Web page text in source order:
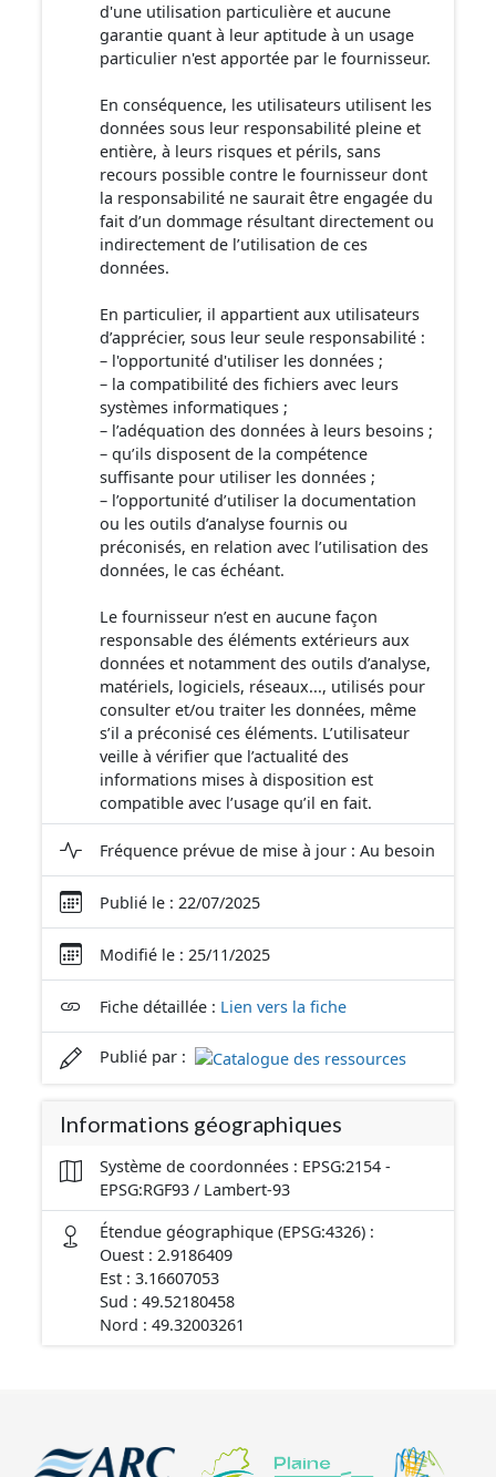
d'une utilisation particulière et aucune
garantie quant à leur aptitude à un usage
particulier n'est apportée par le fournisseur.
En conséquence, les utilisateurs utilisent les
données sous leur responsabilité pleine et
entière, à leurs risques et périls, sans
recours possible contre le fournisseur dont
la responsabilité ne saurait être engagée du
fait d’un dommage résultant directement ou
indirectement de l’utilisation de ces
données.
En particulier, il appartient aux utilisateurs
d’apprécier, sous leur seule responsabilité :
– l'opportunité d'utiliser les données ;
– la compatibilité des fichiers avec leurs
systèmes informatiques ;
– l’adéquation des données à leurs besoins ;
– qu’ils disposent de la compétence
suffisante pour utiliser les données ;
– l’opportunité d’utiliser la documentation
ou les outils d’analyse fournis ou
préconisés, en relation avec l’utilisation des
données, le cas échéant.
Le fournisseur n’est en aucune façon
responsable des éléments extérieurs aux
données et notamment des outils d’analyse,
matériels, logiciels, réseaux..., utilisés pour
consulter et/ou traiter les données, même
s’il a préconisé ces éléments. L’utilisateur
veille à vérifier que l’actualité des
informations mises à disposition est
compatible avec l’usage qu’il en fait.
Fréquence prévue de mise à jour : Au besoin
Publié le : 22/07/2025
Modifié le : 25/11/2025
Fiche détaillée : Lien vers la fiche
Publié par :
Informations géographiques
Système de coordonnées : EPSG:2154 -
EPSG:RGF93 / Lambert-93
Étendue géographique (EPSG:4326) :
Ouest : 2.9186409
Est : 3.16607053
Sud : 49.52180458
Nord : 49.32003261